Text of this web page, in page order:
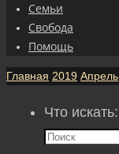
Семьи
Свобода
Помощь
Главная 2019 Апрель
Что искать: